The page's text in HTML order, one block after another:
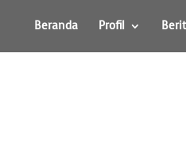
Beranda Profil